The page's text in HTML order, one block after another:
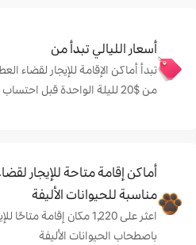
أسعار الليالي تبدأ من
تبدأ أماكن الإقامة للإيجار لقضاء
من $‏20 لليلة الواحدة قبل احتساب الضرائب والرسوم
أماكن إقامة متاحة للإيجار
مناسبة للحيوانات الأليفة
اعثر على 1,220 مكان إقامة
باصطحاب الحيوانات الأليفة